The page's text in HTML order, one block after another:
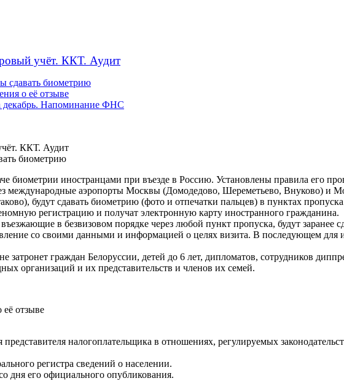
учёт. ККТ. Аудит
сдавать биометрию
о её отзыве
декабрь. Напоминание ФНС
ККТ. Аудит
биометрию
биометрии иностранцами при въезде в Россию. Установлены правила его
международные аэропорты Москвы (Домодедово, Шереметьево, Внуково) и
будут сдавать биометрию (фото и отпечатки пальцев) в пунктах
регистрацию и получат электронную карту иностранного гражданина.
в безвизовом порядке через любой пункт пропуска, будут заранее
со своими данными и информацией о целях визита. В последующем для
граждан Белоруссии, детей до 6 лет, дипломатов, сотрудников
организаций и их представительств и членов их семей.
отзыве
налогоплательщика в отношениях, регулируемых
регистра сведений о населении.
дня его официального опубликования.